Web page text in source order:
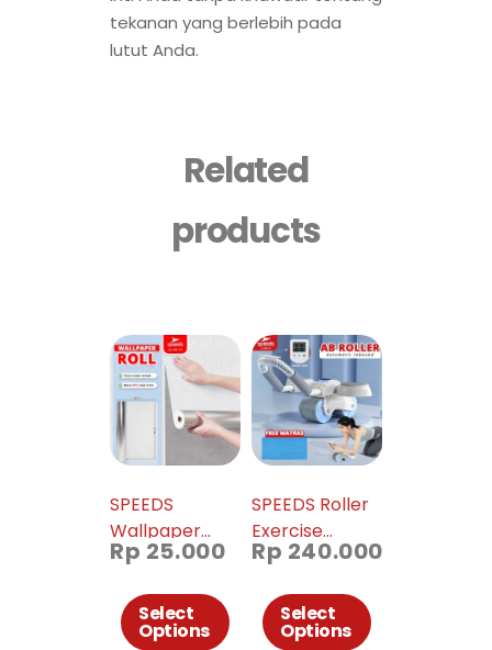
tekanan yang berlebih pada
lutut Anda.
Related
products
SPEEDS
Wallpaper
dinding 3D Roll
Linen 3mm
Foam Stiker
Rp 25.000
Select
Options
SPEEDS Roller
Exercise
Fitness Wheel
Rp 240.000
Select
Options